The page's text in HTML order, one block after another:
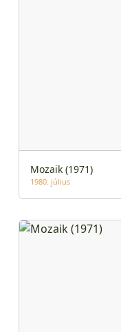
Mozaik (1971)
1980. július